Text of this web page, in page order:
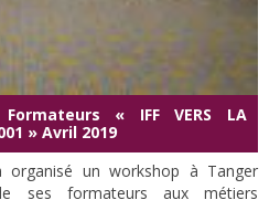
« IFF VERS LA
» Avril 2019
organisé un workshop à Tanger
ses formateurs aux métiers